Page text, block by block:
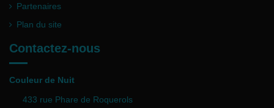
Partenaires
Plan du site
Contactez-nous
Couleur de Nuit
433 rue Phare de Roquerols